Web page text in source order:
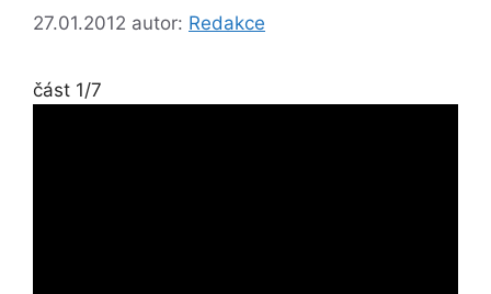
27.01.2012 autor: Redakce
část 1/7